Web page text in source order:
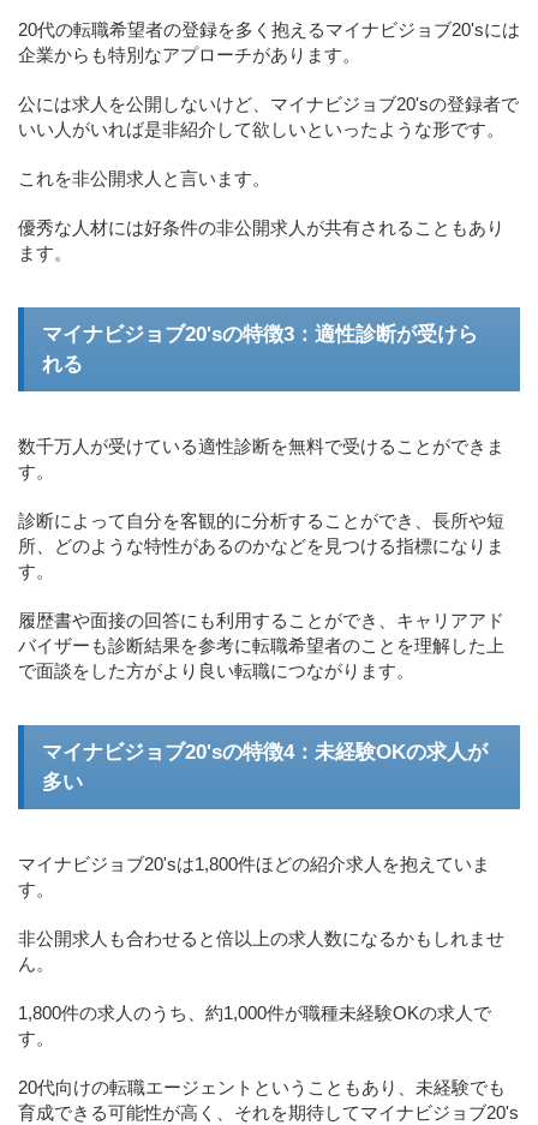
20代の転職希望者の登録を多く抱えるマイナビジョブ20'sには
企業からも特別なアプローチがあります。
公には求人を公開しないけど、マイナビジョブ20'sの登録者で
いい人がいれば是非紹介して欲しいといったような形です。
これを非公開求人と言います。
優秀な人材には好条件の非公開求人が共有されることもあり
ます。
マイナビジョブ20'sの特徴3：適性診断が受けら
れる
数千万人が受けている適性診断を無料で受けることができま
す。
診断によって自分を客観的に分析することができ、長所や短
所、どのような特性があるのかなどを見つける指標になりま
す。
履歴書や面接の回答にも利用することができ、キャリアアド
バイザーも診断結果を参考に転職希望者のことを理解した上
で面談をした方がより良い転職につながります。
マイナビジョブ20'sの特徴4：未経験OKの求人が
多い
マイナビジョブ20'sは1,800件ほどの紹介求人を抱えていま
す。
非公開求人も合わせると倍以上の求人数になるかもしれませ
ん。
1,800件の求人のうち、約1,000件が職種未経験OKの求人で
す。
20代向けの転職エージェントということもあり、未経験でも
育成できる可能性が高く、それを期待してマイナビジョブ20's